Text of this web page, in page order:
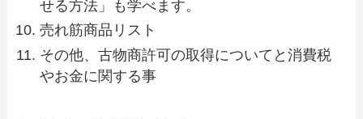
せる方法」も学べます。
売れ筋商品リスト
その他、古物商許可の取得についてと消費税
やお金に関する事